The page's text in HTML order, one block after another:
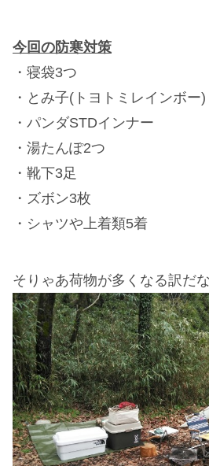
今回の防寒対策
・寝袋3つ
・とみ子(トヨトミレインボー)
・パンダSTDインナー
・湯たんぽ2つ
・靴下3足
・ズボン3枚
・シャツや上着類5着
そりゃあ荷物が多くなる訳だな